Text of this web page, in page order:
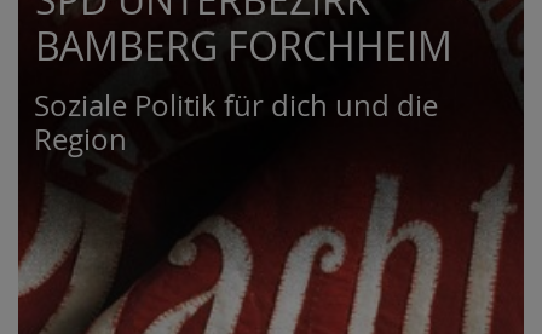
BAMBERG FORCHHEIM
Soziale Politik für dich und die
Region